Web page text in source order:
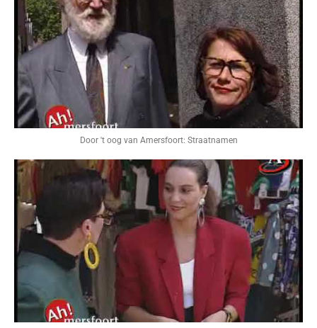
Door 't oog van Amersfoort: Straatnamen